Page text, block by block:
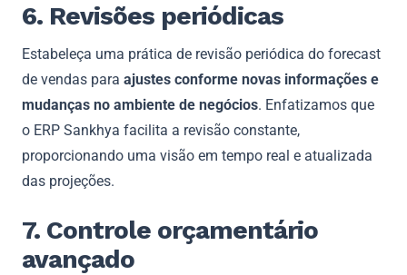
6. Revisões periódicas
Estabeleça uma prática de revisão periódica do forecast
de vendas para ajustes conforme novas informações e
mudanças no ambiente de negócios. Enfatizamos que
o ERP Sankhya facilita a revisão constante,
proporcionando uma visão em tempo real e atualizada
das projeções.
7. Controle orçamentário
avançado